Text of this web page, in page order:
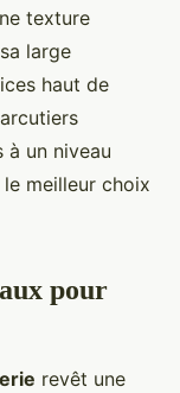
texture
large
haut de
un niveau
meilleur choix
pour
revêt une